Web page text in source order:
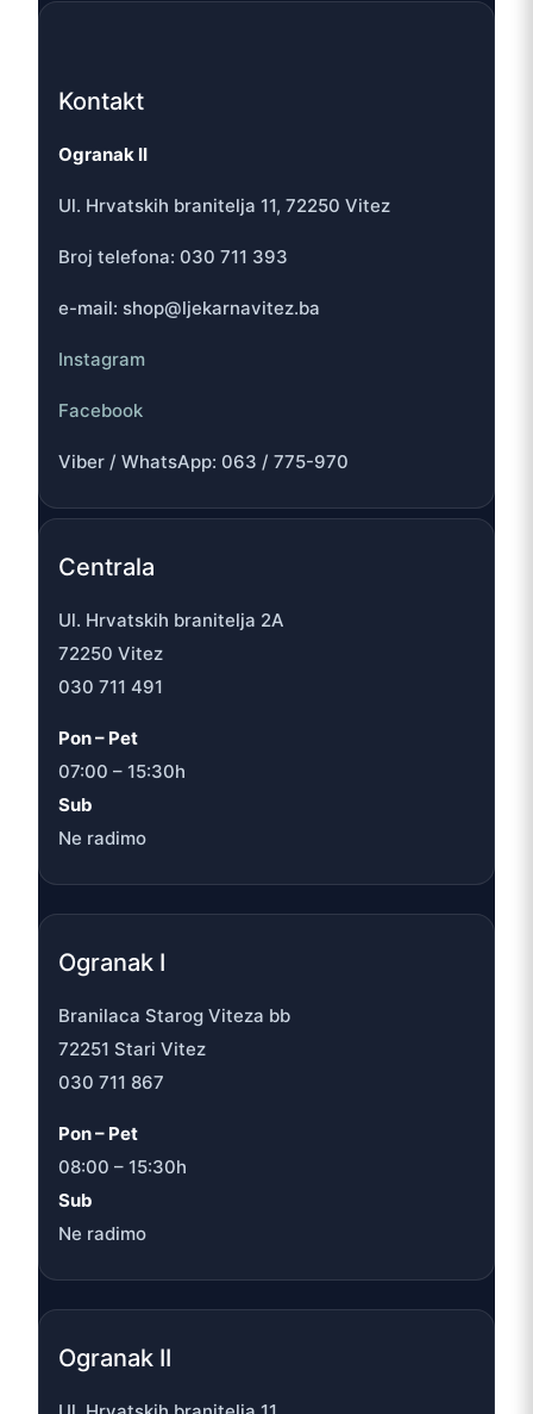
Kontakt
Ogranak II
Ul. Hrvatskih branitelja 11, 72250 Vitez
Broj telefona: 030 711 393
e-mail: shop@ljekarnavitez.ba
Instagram
Facebook
Viber / WhatsApp: 063 / 775-970
Centrala
Ul. Hrvatskih branitelja 2A
72250 Vitez
030 711 491
Pon – Pet
07:00 – 15:30h
Sub
Ne radimo
Ogranak I
Branilaca Starog Viteza bb
72251 Stari Vitez
030 711 867
Pon – Pet
08:00 – 15:30h
Sub
Ne radimo
Ogranak II